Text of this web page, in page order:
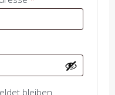
bleiben